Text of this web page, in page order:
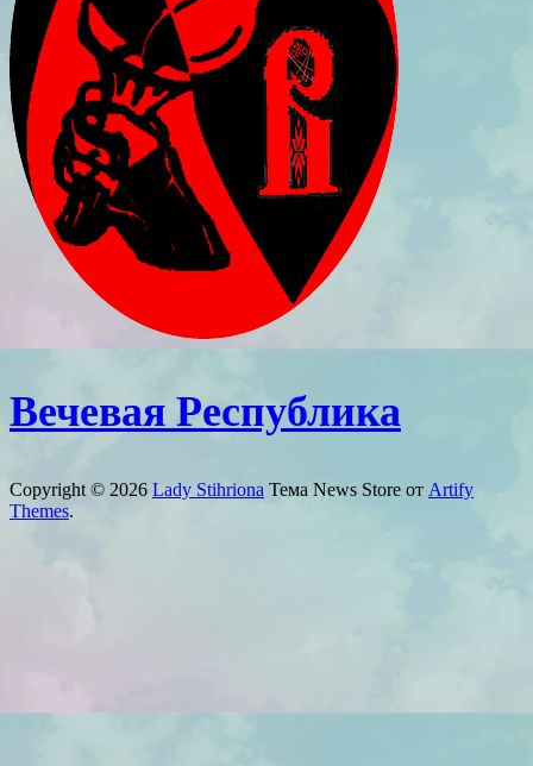
Вечевая Республика
Copyright © 2026 Lady Stihriona Тема News Store от Artify
Themes.